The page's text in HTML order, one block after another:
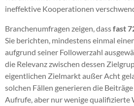
ineffektive Kooperationen
Branchenumfragen zeigen, dassfast
Sie berichten, mindestens einmal
aufgrund seiner Followerzahl
die Relevanz zwischen dessen
eigentlichen Zielmarkt außer Acht
solchen Fällen generieren die
Aufrufe, aber nur wenige qualifizierte